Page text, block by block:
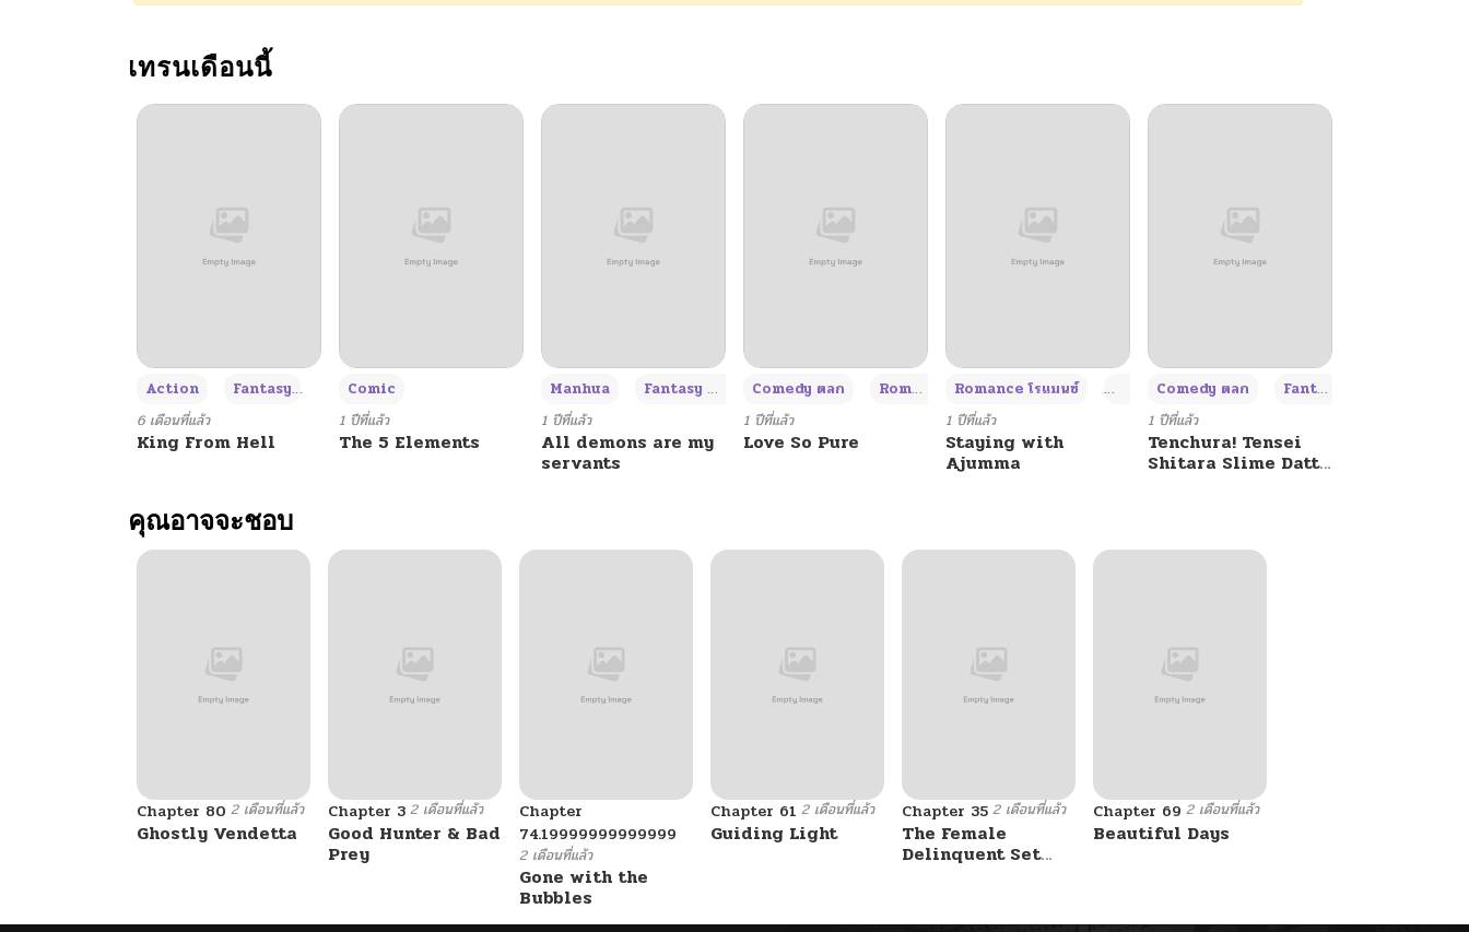
ตอนที่ 27
ตอนที่ 26
ตอนที่ 24 06/16/2025
ตอนที่ 20 06/16/2025
เทรนเดือนนี้
Action Fantasy
6 เดือนที่แล้ว
King From Hell
Comic
1 ปีที่แล้ว
The 5 Elements
Manhua Fantasy แฟนตาซี +3
1 ปีที่แล้ว
All demons are my
servants
Comedy ตลก Romance โรแมนซ์ +4
1 ปีที่แล้ว
Love So Pure
Romance โรแมนซ์ Adult ผู้ใหญ่ +4
1 ปีที่แล้ว
Staying with
Ajumma
Comedy ตลก Fantasy แฟนตาซี
1 ปีที่แล้ว
Tenchura! Tensei
Shitara Slime Datta
คุณอาจจะชอบ
Chapter 80 2 เดือนที่แล้ว
Ghostly Vendetta
Chapter 3 2 เดือนที่แล้ว
Good Hunter & Bad
Prey
Chapter
74.19999999999999
2 เดือนที่แล้ว
Gone with the
Bubbles
Chapter 61 2 เดือนที่แล้ว
Guiding Light
Chapter 35 2 เดือนที่แล้ว
The Female
Delinquent Set
Chapter 69 2 เดือนที่แล้ว
Beautiful Days